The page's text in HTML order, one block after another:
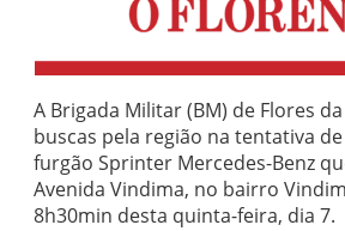
A Brigada Militar (BM) de Flores
buscas pela região na tentativa
furgão Sprinter Mercedes-Benz
Avenida Vindima, no bairro
8h30min desta quinta-feira, dia 7.